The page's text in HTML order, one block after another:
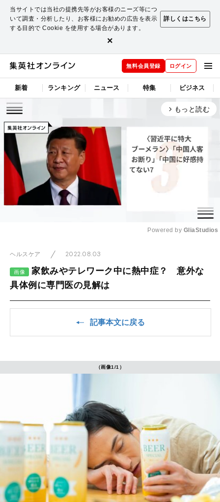
当サイトでは当社の提携先等がお客様のニーズ等につ
いて調査・分析したり、お客様にお勧めの広告を表示
する目的で Cookie を使用する場合があります。
詳しくはこちら
×
無料会員登録 ログイン
新着 ランキング ニュース 特集 ビジネス
arrow_forward_ios もっと読む
Powered by GliaStudios
ヘルスケア 2022.08.03
画像
家飲みやテレワーク中に熱中症？ 意外な
具体例に専門医の見解は
記事本文に戻る
（画像1/1）